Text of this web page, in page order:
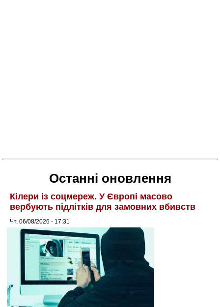
Останні оновлення
Кілери із соцмереж. У Європі масово
вербують підлітків для замовних вбивств
Чт, 06/08/2026 - 17:31